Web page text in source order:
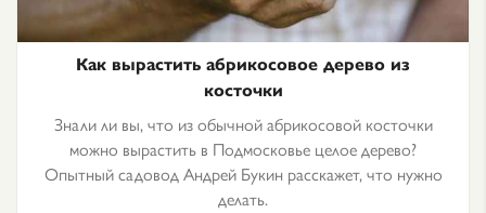
Как вырастить абрикосовое дерево из
косточки
Знали ли вы, что из обычной абрикосовой косточки
можно вырастить в Подмосковье целое дерево?
Опытный садовод Андрей Букин расскажет, что нужно
делать.